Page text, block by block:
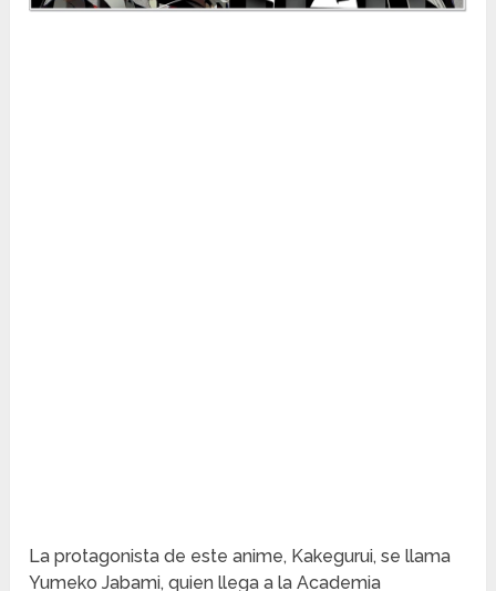
La protagonista de este anime, Kakegurui, se llama
Yumeko Jabami, quien llega a la Academia